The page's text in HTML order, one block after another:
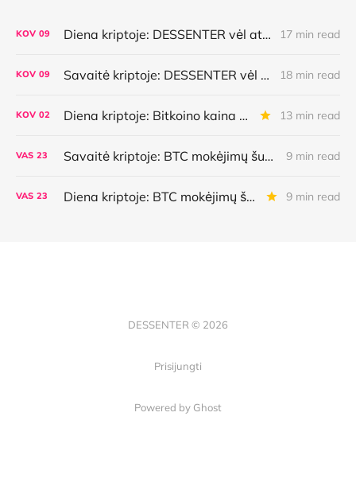
KOV 09 Diena kriptoje: DESSENTER vėl atsinaujino, istorinė Bitkoino savaitė, AI pasirinkimai, lietuviška MiCA 17 min read
KOV 09 Savaitė kriptoje: DESSENTER vėl atsinaujino, istorinė Bitkoino savaitė, AI pasirinkimai, lietuviška MiCA 18 min read
KOV 02 Diena kriptoje: Bitkoino kaina atsilieka nuo plėtros, kuo mokės AI agentai, Ethereum aktyvėjimas ir dar daugiau 13 min read
VAS 23 Savaitė kriptoje: BTC mokėjimų šuolis, naujoviška kredito linija, AI agentų galimybės bei klaidos ir dar daugiau 9 min read
VAS 23 Diena kriptoje: BTC mokėjimų šuolis, naujoviška kredito linija, AI agentų galimybės bei klaidos ir dar daugiau 9 min read
DESSENTER © 2026
Prisijungti
Powered by Ghost